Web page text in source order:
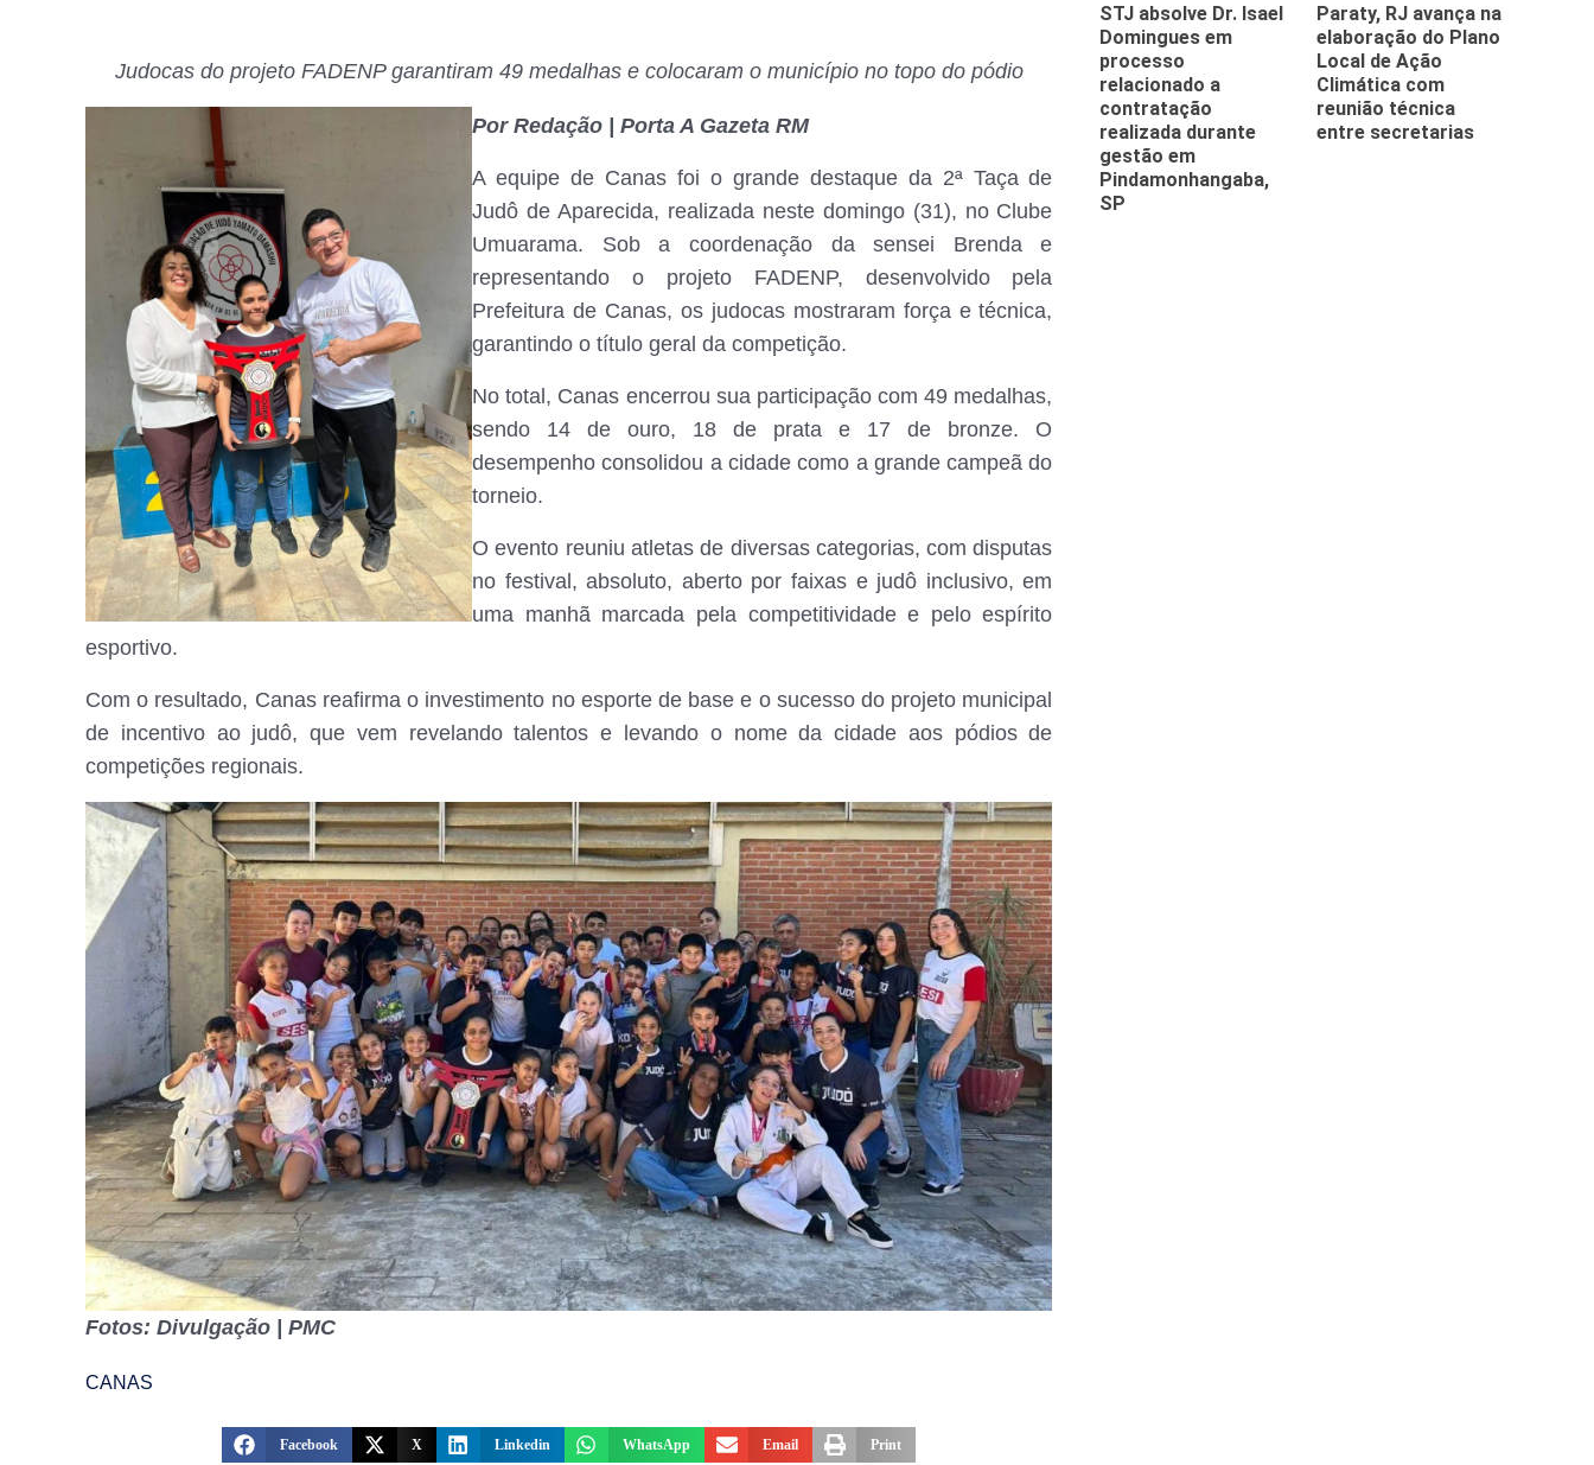
Judocas do projeto FADENP garantiram 49 medalhas e colocaram o município no topo do pódio
Por Redação | Porta A Gazeta RM
A equipe de Canas foi o grande destaque da 2ª Taça de
Judô de Aparecida, realizada neste domingo (31), no Clube
Umuarama. Sob a coordenação da sensei Brenda e
representando o projeto FADENP, desenvolvido pela
Prefeitura de Canas, os judocas mostraram força e técnica,
garantindo o título geral da competição.
No total, Canas encerrou sua participação com 49 medalhas,
sendo 14 de ouro, 18 de prata e 17 de bronze. O
desempenho consolidou a cidade como a grande campeã do
torneio.
O evento reuniu atletas de diversas categorias, com disputas
no festival, absoluto, aberto por faixas e judô inclusivo, em
uma manhã marcada pela competitividade e pelo espírito
esportivo.
Com o resultado, Canas reafirma o investimento no esporte de base e o sucesso do projeto municipal
de incentivo ao judô, que vem revelando talentos e levando o nome da cidade aos pódios de
competições regionais.
Fotos: Divulgação | PMC
CANAS
Facebook X Linkedin WhatsApp Email Print
STJ absolve Dr. Isael
Domingues em
processo
relacionado a
contratação
realizada durante
gestão em
Pindamonhangaba,
SP
Paraty, RJ avança na
elaboração do Plano
Local de Ação
Climática com
reunião técnica
entre secretarias